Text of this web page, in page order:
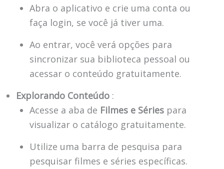
Abra o aplicativo e crie uma conta ou
faça login, se você já tiver uma.
Ao entrar, você verá opções para
sincronizar sua biblioteca pessoal ou
acessar o conteúdo gratuitamente.
Explorando Conteúdo:
Acesse a aba de Filmes e Sériespara
visualizar o catálogo gratuitamente.
Utilize uma barra de pesquisa para
pesquisar filmes e séries específicas.